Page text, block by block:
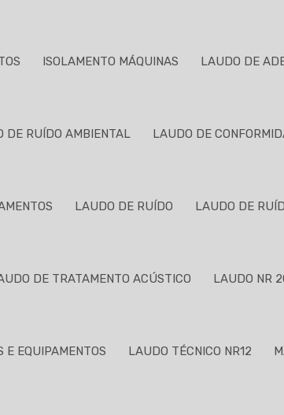
ISOLAMENTO MÁQUINAS LAUDO DE
DE RUÍDO AMBIENTAL LAUDO DE
LAUDO DE RUÍDO LAUDO DE
DE TRATAMENTO ACÚSTICO LAUDO NR
E EQUIPAMENTOS LAUDO TÉCNICO NR12